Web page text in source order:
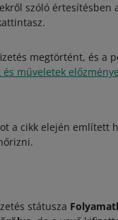
szóló értesítésben
megtörtént, és a
és műveletek
a cikk elején említett
státusza